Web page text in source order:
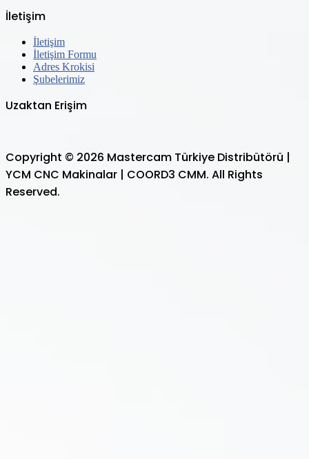
İletişim
İletişim
İletişim Formu
Adres Krokisi
Şubelerimiz
Uzaktan Erişim
Copyright © 2026 Mastercam Türkiye Distribütörü |
YCM CNC Makinalar | COORD3 CMM. All Rights
Reserved.